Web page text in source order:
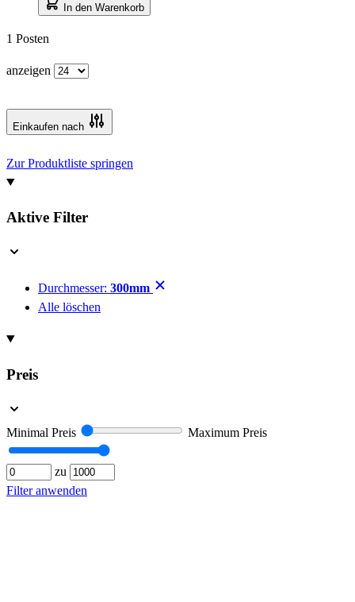
In den Warenkorb
1 Posten
anzeigen
Einkaufen nach
Zur Produktliste springen
Aktive Filter
Durchmesser: 300mm
Alle löschen
Preis
Minimal Preis Maximum Preis
zu
Filter anwenden